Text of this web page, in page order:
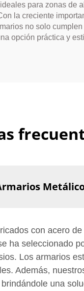
para zonas de
la creciente
no solo
opción práctica y
con acero
ha seleccionado
Los armarios
Además,
una